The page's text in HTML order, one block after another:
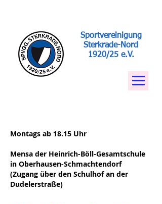
Sportvereinigung
Sterkrade-Nord
1920/25 e.V.
Montags ab 18.15 Uhr
Mensa der Heinrich-Böll-Gesamtschule
in Oberhausen-Schmachtendorf
(Zugang über den Schulhof an der
Dudelerstraße)